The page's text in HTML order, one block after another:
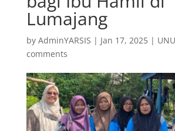
Lumajang
by AdminYARSIS | Jan 17, 2025|
comments